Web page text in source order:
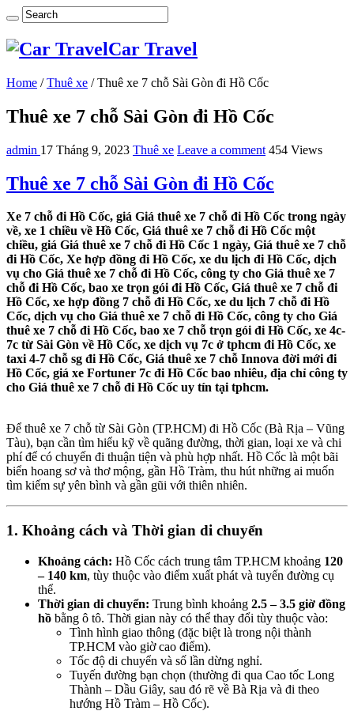
Car Travel
Home / Thuê xe / Thuê xe 7 chỗ Sài Gòn đi Hồ Cốc
Thuê xe 7 chỗ Sài Gòn đi Hồ Cốc
admin 17 Tháng 9, 2023 Thuê xe Leave a comment 454 Views
Thuê xe 7 chỗ Sài Gòn đi Hồ Cốc
Xe 7 chỗ đi Hồ Cốc, giá Giá thuê xe 7 chỗ đi Hồ Cốc trong ngày
về, xe 1 chiều về Hồ Cốc, Giá thuê xe 7 chỗ đi Hồ Cốc một
chiều, giá Giá thuê xe 7 chỗ đi Hồ Cốc 1 ngày, Giá thuê xe 7 chỗ
đi Hồ Cốc, Xe hợp đồng đi Hồ Cốc, xe du lịch đi Hồ Cốc, dịch
vụ cho Giá thuê xe 7 chỗ đi Hồ Cốc, công ty cho Giá thuê xe 7
chỗ đi Hồ Cốc, bao xe trọn gói đi Hồ Cốc, Giá thuê xe 7 chỗ đi
Hồ Cốc, xe hợp đồng 7 chỗ đi Hồ Cốc, xe du lịch 7 chỗ đi Hồ
Cốc, dịch vụ cho Giá thuê xe 7 chỗ đi Hồ Cốc, công ty cho Giá
thuê xe 7 chỗ đi Hồ Cốc, bao xe 7 chỗ trọn gói đi Hồ Cốc, xe 4c-
7c từ Sài Gòn về Hồ Cốc, xe dịch vụ 7c ở tphcm đi Hồ Cốc, xe
taxi 4-7 chỗ sg đi Hồ Cốc, Giá thuê xe 7 chỗ Innova đời mới đi
Hồ Cốc, giá xe Fortuner 7c đi Hồ Cốc bao nhiêu, địa chỉ công ty
cho Giá thuê xe 7 chỗ đi Hồ Cốc uy tín tại tphcm.
Để thuê xe 7 chỗ từ Sài Gòn (TP.HCM) đi Hồ Cốc (Bà Rịa – Vũng
Tàu), bạn cần tìm hiểu kỹ về quãng đường, thời gian, loại xe và chi
phí để có chuyến đi thuận tiện và phù hợp nhất. Hồ Cốc là một bãi
biển hoang sơ và thơ mộng, gần Hồ Tràm, thu hút những ai muốn
tìm kiếm sự yên bình và gần gũi với thiên nhiên.
1. Khoảng cách và Thời gian di chuyển
Khoảng cách: Hồ Cốc cách trung tâm TP.HCM khoảng 120
– 140 km, tùy thuộc vào điểm xuất phát và tuyến đường cụ
thể.
Thời gian di chuyển: Trung bình khoảng 2.5 – 3.5 giờ đồng
hồ bằng ô tô. Thời gian này có thể thay đổi tùy thuộc vào:
Tình hình giao thông (đặc biệt là trong nội thành
TP.HCM vào giờ cao điểm).
Tốc độ di chuyển và số lần dừng nghỉ.
Tuyến đường bạn chọn (thường đi qua Cao tốc Long
Thành – Dầu Giây, sau đó rẽ về Bà Rịa và đi theo
hướng Hồ Tràm – Hồ Cốc).